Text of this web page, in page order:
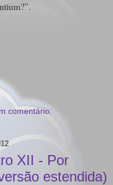
comentário:
XII - Por
estendida)